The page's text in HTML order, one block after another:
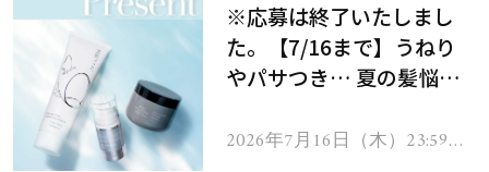
※応募は終了いたしまし
た。【7/16まで】うねり
やパサつき… 夏の髪悩み
ムを13名様にプレゼン
2026年7月16日（木）23:59ま